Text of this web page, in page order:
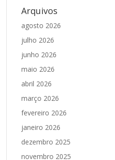
Arquivos
agosto 2026
julho 2026
junho 2026
maio 2026
abril 2026
março 2026
fevereiro 2026
janeiro 2026
dezembro 2025
novembro 2025